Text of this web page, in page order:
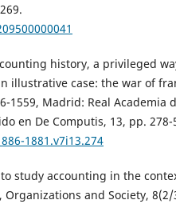
history, a privileged
illustrative case: the war of
1559, Madrid: Real Academia
en De Computis, 13, pp. 278-
1881.v7i13.274
study accounting in the
and Society, 8(2/